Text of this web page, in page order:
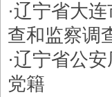
·辽宁省大
查和监察调
·辽宁省公
党籍